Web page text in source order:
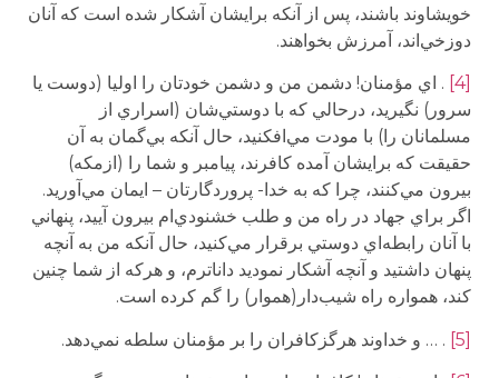
خويشاوند باشند، پس از آنكه برايشان آشكار شده است كه آنان
دوزخي‌اند، آمرزش بخواهند.
[4]
. اي مؤمنان! دشمن من و دشمن خودتان را اوليا (دوست يا
سرور) نگيريد، درحالي كه با دوستي‌شان (اسراري از
مسلمانان را) با مودت مي‌افكنيد، حال آنكه بي‌گمان به آن
حقيقت كه برايشان آمده كافرند، پيامبر و شما را (ازمكه)
بيرون مي‌‌كنند، چرا كه به خدا- پروردگارتان – ايمان مي‌آوريد.
اگر براي جهاد در راه من و طلب خشنودي‌ام بيرون آييد، پنهاني
با آنان رابطه‌اي دوستي برقرار مي‌كنيد، حال آنكه من به آنچه
پنهان داشتيد و آنچه آشكار نموديد داناترم، و هركه از شما چنين
كند، همواره راه شيب‌دار(هموار) را گم كرده است.
[5] . … و خداوند هرگزكافران را بر مؤمنان سلطه نمي‌دهد.